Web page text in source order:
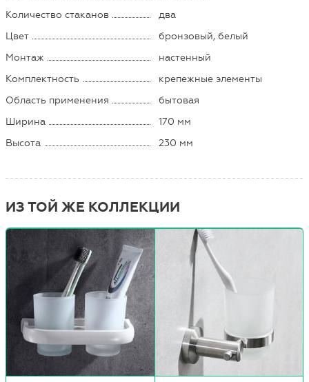
Количество стаканов
два
Цвет
бронзовый, белый
Монтаж
настенный
Комплектность
крепежные элементы
Область применения
бытовая
Ширина
170 мм
Высота
230 мм
ИЗ ТОЙ ЖЕ КОЛЛЕКЦИИ